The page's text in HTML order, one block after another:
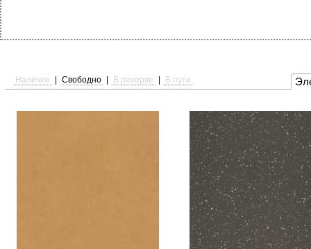
Наличие Свободно В резерве В пути